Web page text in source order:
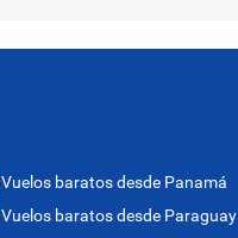
Vuelos baratos desde Panamá
Vuelos baratos desde Paraguay